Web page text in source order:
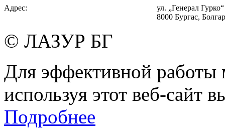
Адрес:
ул. „Генерал
8000 Бургас,
© ЛАЗУР БГ
Для эффективной работы
используя этот веб-сайт
Подробнее